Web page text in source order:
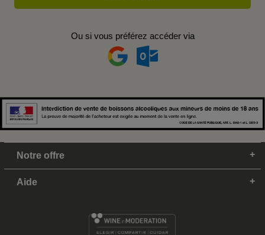
Ou si vous préférez accéder via
Notre offre
Aide